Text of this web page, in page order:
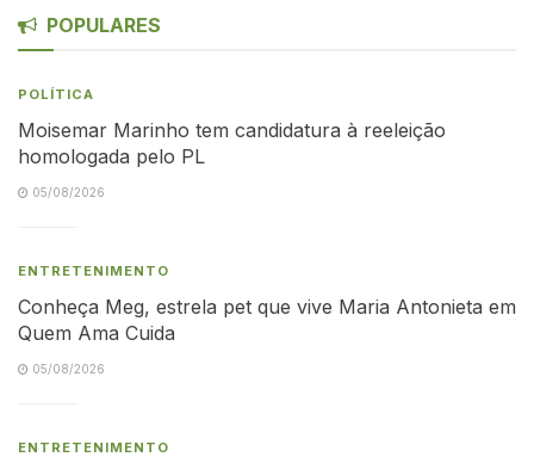
POPULARES
POLÍTICA
Moisemar Marinho tem candidatura à reeleição
homologada pelo PL
05/08/2026
ENTRETENIMENTO
Conheça Meg, estrela pet que vive Maria Antonieta em
Quem Ama Cuida
05/08/2026
ENTRETENIMENTO